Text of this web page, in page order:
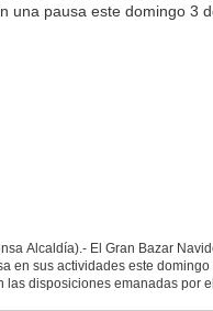
Alcaldía).- El Gran Bazar
en sus actividades este
las disposiciones emanadas por